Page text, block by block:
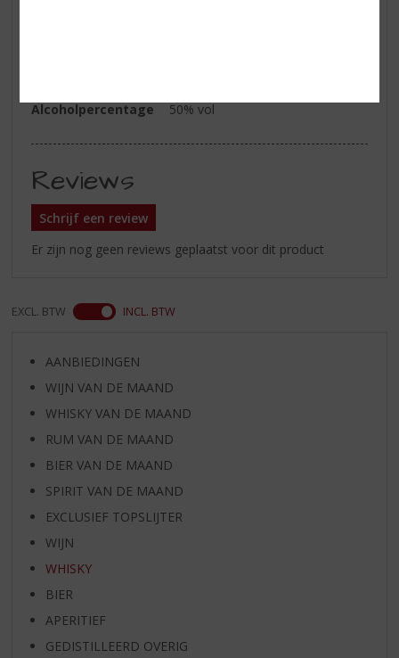
Alcoholpercentage
50% vol
Reviews
Schrijf een review
Er zijn nog geen reviews geplaatst voor dit product
EXCL. BTW INCL. BTW
AANBIEDINGEN
WIJN VAN DE MAAND
WHISKY VAN DE MAAND
RUM VAN DE MAAND
BIER VAN DE MAAND
SPIRIT VAN DE MAAND
EXCLUSIEF TOPSLIJTER
WIJN
WHISKY
BIER
APERITIEF
GEDISTILLEERD OVERIG